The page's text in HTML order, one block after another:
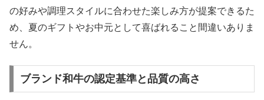
の好みや調理スタイルに合わせた楽しみ方が提案できるた
め、夏のギフトやお中元として喜ばれること間違いありま
せん。
ブランド和牛の認定基準と品質の高さ